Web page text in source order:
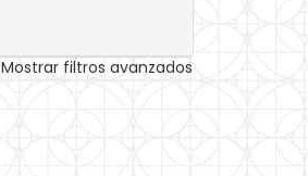
Mostrar filtros avanzados